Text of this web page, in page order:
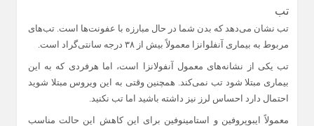
تب
تب نشان می‌دهد که بدن شما در حال مبارزه با عفونت‌ها است. تب‌های
مربوط به بیماری آنفلوانزا معمولاً بیش از ۳۸ درجه سانتی‌گراد است.
تب یکی از نشانه‌های معمول آنفولانزا است، اما هرفردی که به این
بیماری مبتلا شود تب نمی‌کند. همچنین وقتی به این ویروس مبتلا شوید
احتمال دارد احساس لرز نیز داشته باشید اما تب نکنید.
معمولاً ایبوپروفین و استامینوفین برای این کاهش این حالت مناسب